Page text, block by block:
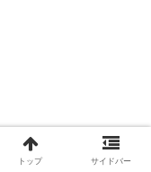
トップ サイドバー